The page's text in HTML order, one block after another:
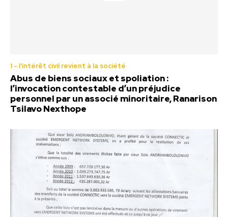
1 - l'intérêt civil revient à la société
Abus de biens sociaux et spoliation :
l’invocation contestable d’un préjudice
personnel par un associé minoritaire, Ranarison
Tsilavo Nexthope